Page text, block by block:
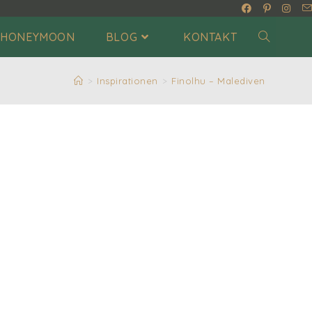
HONEYMOON BLOG KONTAKT
> Inspirationen > Finolhu – Malediven